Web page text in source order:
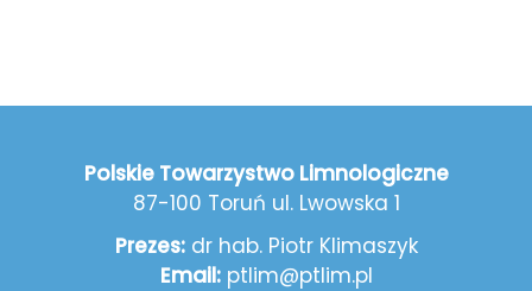
Polskie Towarzystwo Limnologiczne
87-100 Toruń ul. Lwowska 1
Prezes:dr hab. Piotr Klimaszyk
Email:ptlim@ptlim.pl